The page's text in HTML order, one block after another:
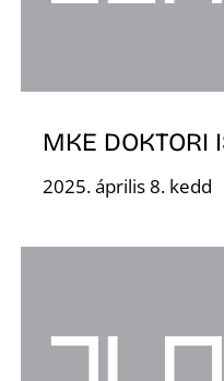
MKE DOKTORI
2025. április 8. kedd